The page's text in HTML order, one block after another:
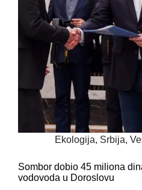
Ekologija, Srbija,
Sombor dobio 45 miliona
vodovoda u Doroslovu